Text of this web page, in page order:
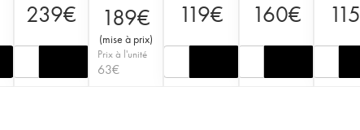
239€ 189€
(mise à prix)
Prix à l'unité
63€
119€ 160€ 115